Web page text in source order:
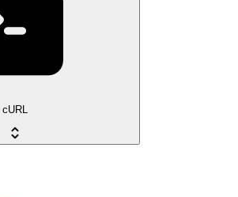
cURL